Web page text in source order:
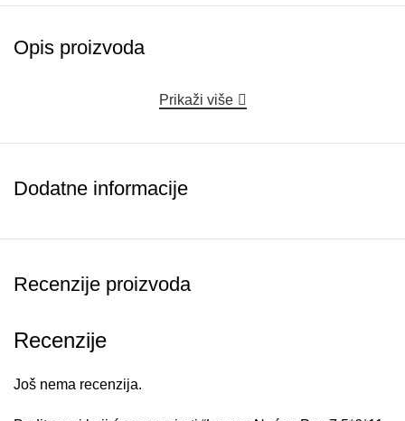
Opis proizvoda
Prikaži više
Dodatne informacije
Recenzije proizvoda
Recenzije
Još nema recenzija.